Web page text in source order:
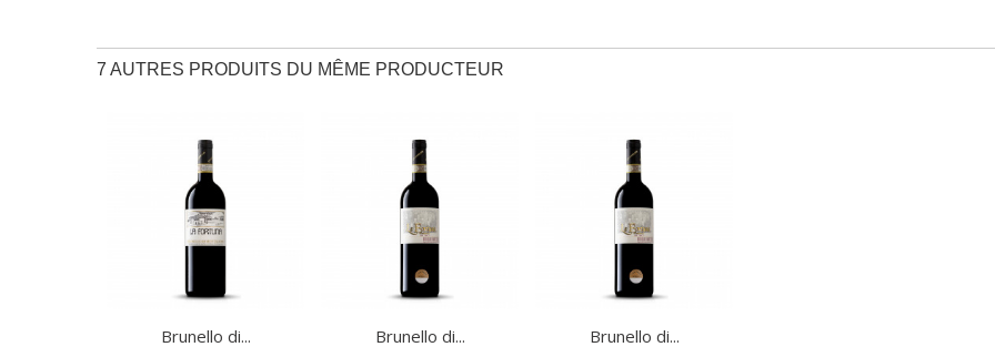
7 AUTRES PRODUITS DU MÊME PRODUCTEUR
Brunello di... Brunello di... Brunello di...